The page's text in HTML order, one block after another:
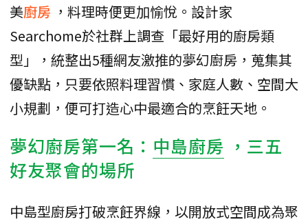
美廚房 ，料理時便更加愉悅。設計家
Searchome於社群上調查「最好用的廚房類
型」，統整出5種網友激推的夢幻廚房，蒐集其
優缺點，只要依照料理習慣、家庭人數、空間大
小規劃，便可打造心中最適合的烹飪天地。
夢幻廚房第一名： 中島廚房 ，三五
好友聚會的場所
中島型廚房打破烹飪界線，以開放式空間成為聚